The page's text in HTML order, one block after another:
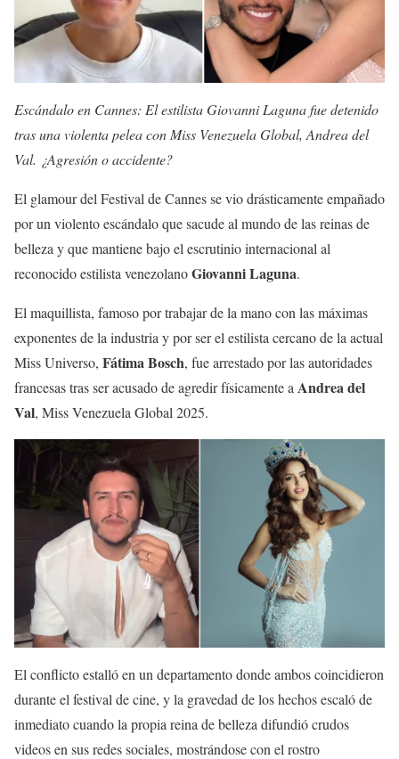
Escándalo en Cannes: El estilista Giovanni Laguna fue detenido
tras una violenta pelea con Miss Venezuela Global, Andrea del
Val. ¿Agresión o accidente?
El glamour del Festival de Cannes se vio drásticamente empañado
por un violento escándalo que sacude al mundo de las reinas de
belleza y que mantiene bajo el escrutinio internacional al
reconocido estilista venezolanoGiovanni Laguna.
El maquillista, famoso por trabajar de la mano con las máximas
exponentes de la industria y por ser el estilista cercano de la actual
Miss Universo, Fátima Bosch, fue arrestado por las autoridades
francesas tras ser acusado de agredir físicamente a Andrea del
Val, Miss Venezuela Global 2025.
El conflicto estalló en un departamento donde ambos coincidieron
durante el festival de cine, y la gravedad de los hechos escaló de
inmediato cuando la propia reina de belleza difundió crudos
videos en sus redes sociales, mostrándose con el rostro